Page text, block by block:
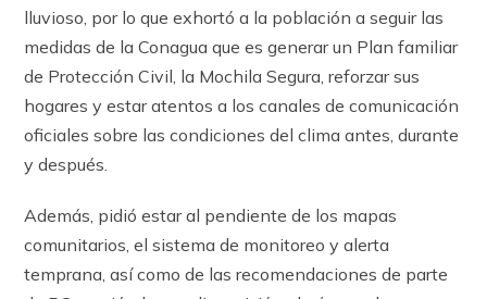
lluvioso, por lo que exhortó a la población a seguir las
medidas de la Conagua que es generar un Plan familiar
de Protección Civil, la Mochila Segura, reforzar sus
hogares y estar atentos a los canales de comunicación
oficiales sobre las condiciones del clima antes, durante
y después.
Además, pidió estar al pendiente de los mapas
comunitarios, el sistema de monitoreo y alerta
temprana, así como de las recomendaciones de parte